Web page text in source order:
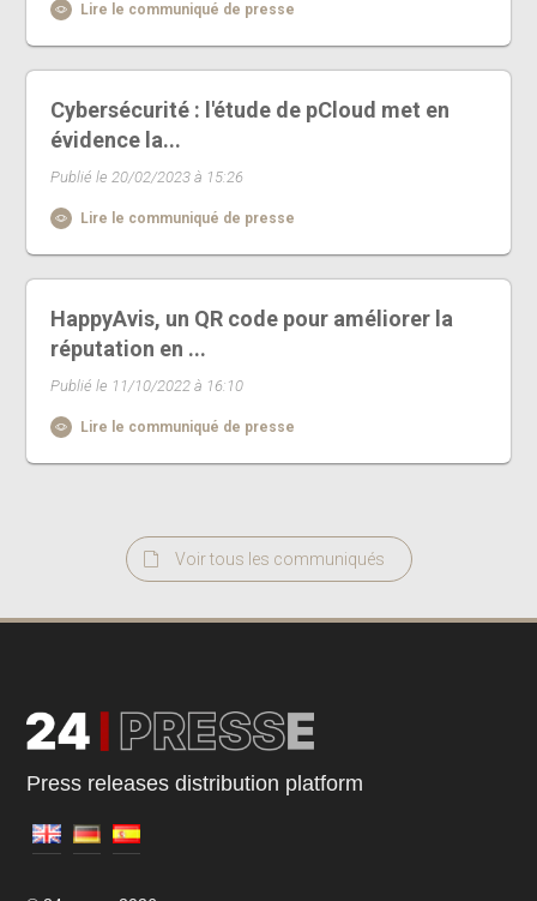
Lire le communiqué de presse
Cybersécurité : l'étude de pCloud met en
évidence la...
Publié le 20/02/2023 à 15:26
Lire le communiqué de presse
HappyAvis, un QR code pour améliorer la
réputation en ...
Publié le 11/10/2022 à 16:10
Lire le communiqué de presse
Voir tous les communiqués
Press releases distribution platform